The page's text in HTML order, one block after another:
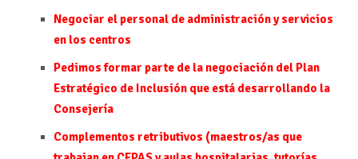
Negociar el personal de administración y servicios
en los centros
Pedimos formar parte de la negociación del Plan
Estratégico de Inclusión que está desarrollando la
Consejería
Complementos retributivos (maestros/as que